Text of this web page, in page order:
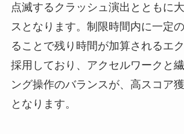
点滅するクラッシュ演出とともに
スとなります。制限時間内に一定
ることで残り時間が加算されるエ
採用しており、アクセルワークと
ング操作のバランスが、高スコア
となります。